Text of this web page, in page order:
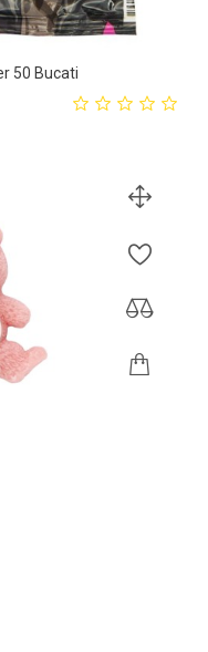
50 Bucati